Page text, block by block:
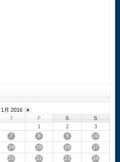
1月 2016
»
T F S
S
1
2
3
7 8 9
10
14 15 16
17
21 22 23
24